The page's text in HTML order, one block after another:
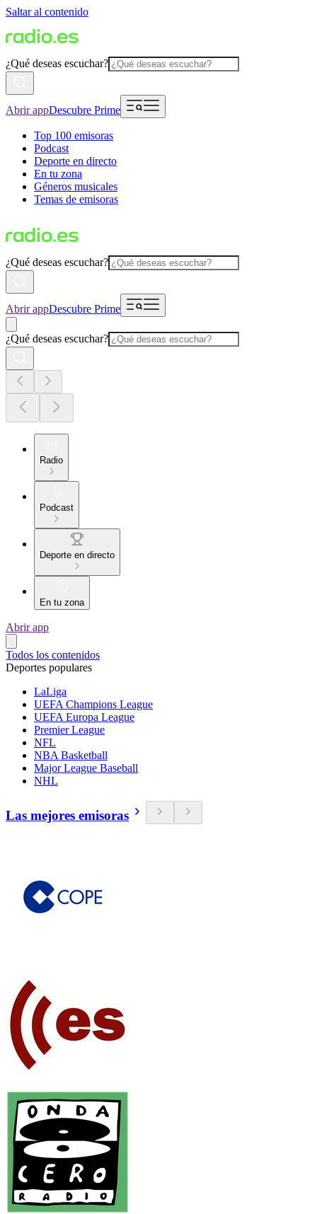
Saltar al contenido
¿Qué deseas escuchar?
Abrir appDescubre Prime
Top 100 emisoras
Podcast
Deporte en directo
En tu zona
Géneros musicales
Temas de emisoras
¿Qué deseas escuchar?
Abrir appDescubre Prime
¿Qué deseas escuchar?
Radio
Podcast
Deporte en directo
En tu zona
Abrir app
Todos los contenidos
Deportes populares
LaLiga
UEFA Champions League
UEFA Europa League
Premier League
NFL
NBA Basketball
Major League Baseball
NHL
Las mejores emisoras